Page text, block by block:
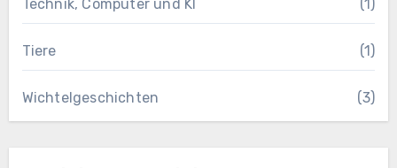
Technik, Computer und KI (1)
Tiere (1)
Wichtelgeschichten (3)